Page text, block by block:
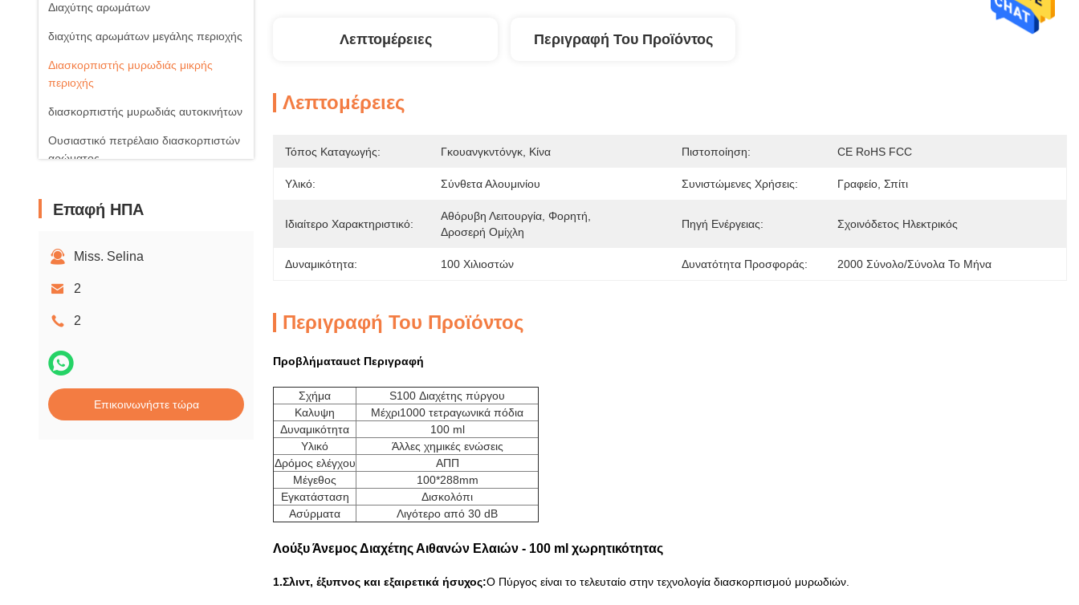
Διαχύτης αρωμάτων
διαχύτης αρωμάτων μεγάλης περιοχής
Διασκορπιστής μυρωδιάς μικρής
περιοχής
διασκορπιστής μυρωδιάς αυτοκινήτων
Ουσιαστικό πετρέλαιο διασκορπιστών
αρώματος
Scented κερί αρώματος
Επαφή ΗΠΑ
Miss. Selina
2
2
Επικοινωνήστε τώρα
Λεπτομέρειες Περιγραφή Του Προϊόντος
Λεπτομέρειες
Τόπος Καταγωγής: Γκουανγκντόνγκ, Κίνα Πιστοποίηση: CE RoHS FCC
Υλικό: Σύνθετα Αλουμινίου Συνιστώμενες Χρήσεις: Γραφείο, Σπίτι
Ιδιαίτερο Χαρακτηριστικό:
Αθόρυβη Λειτουργία, Φορητή,
Δροσερή Ομίχλη
Πηγή Ενέργειας: Σχοινόδετος Ηλεκτρικός
Δυναμικότητα: 100 Χιλιοστών Δυνατότητα Προσφοράς: 2000 Σύνολο/σύνολα Το Μήνα
Περιγραφή Του Προϊόντος
Προβλήματαuct Περιγραφή
Σχήμα
S100 Διαχέτης πύργου
Καλυψη
Μέχρι1000 τετραγωνικά πόδια
Δυναμικότητα
100 ml
Υλικό
Άλλες χημικές ενώσεις
Δρόμος ελέγχου
ΑΠΠ
Μέγεθος
100*288mm
Εγκατάσταση
Δισκολόπι
Ασύρματα
Λιγότερο από 30 dB
Λούξυ Άνεμος Διαχέτης Αιθανών Ελαιών - 100 ml χωρητικότητας
1.Σλιντ, έξυπνος και εξαιρετικά ήσυχος:Ο Πύργος είναι το τελευταίο στην τεχνολογία διασκορπισμού μυρωδιών.